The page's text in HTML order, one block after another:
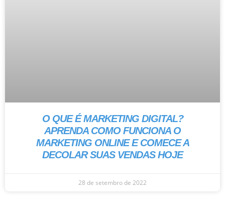
O QUE É MARKETING DIGITAL?
APRENDA COMO FUNCIONA O
MARKETING ONLINE E COMECE A
DECOLAR SUAS VENDAS HOJE
28 de setembro de 2022